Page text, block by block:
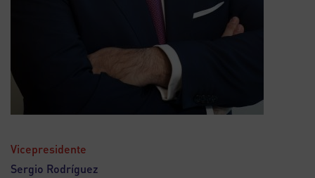
Vicepresidente
Sergio Rodríguez